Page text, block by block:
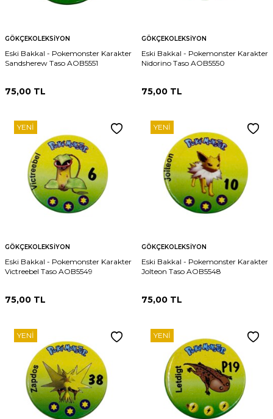
GÖKÇEKOLEKSIYON
Eski Bakkal - Pokemonster Karakter
Sandsherew Taso AOB5551
75,00 TL
GÖKÇEKOLEKSIYON
Eski Bakkal - Pokemonster Karakter
Nidorino Taso AOB5550
75,00 TL
YENI
GÖKÇEKOLEKSIYON
Eski Bakkal - Pokemonster Karakter
Victreebel Taso AOB5549
75,00 TL
YENI
GÖKÇEKOLEKSIYON
Eski Bakkal - Pokemonster Karakter
Jolteon Taso AOB5548
75,00 TL
YENI YENI